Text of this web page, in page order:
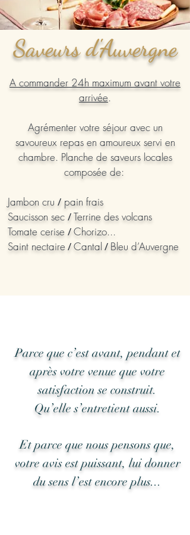
Saveurs d'Auvergne
A commander 24h maximum avant votre
arrivée.
Agrémenter votre séjour avec un
savoureux repas en amoureux servi en
chambre. Planche de saveurs locales
composée de:
Jambon cru / pain frais
Saucisson sec /Terrine des volcans
Tomate cerise /Chorizo...
Saint nectaire /Cantal/ Bleu d’Auvergne
Parce que c’est avant, pendant et
après votre venue que votre
satisfaction se construit.
Qu’elle s’entretient aussi.
Et parce que nous pensons que,
votre avis est puissant, lui donner
du sens l’est encore plus...